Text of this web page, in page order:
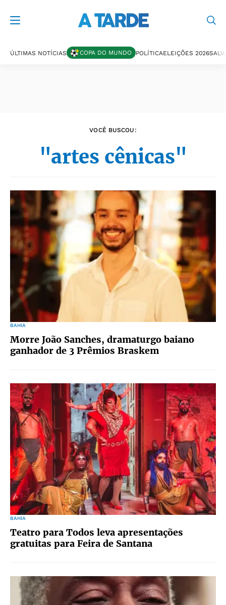
ÚLTIMAS NOTÍCIAS COPA DO MUNDO POLÍTICAELEIÇÕES 2026
VOCÊ BUSCOU:
"artes cênicas"
BAHIA
Morre João Sanches, dramaturgo baiano
ganhador de 3 Prêmios Braskem
BAHIA
Teatro para Todos leva apresentações
gratuitas para Feira de Santana